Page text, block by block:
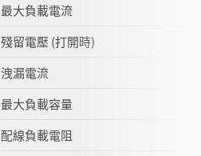
最大負載電流
殘留電壓 (打開時)
洩漏電流
最大負載容量
配線負載電阻